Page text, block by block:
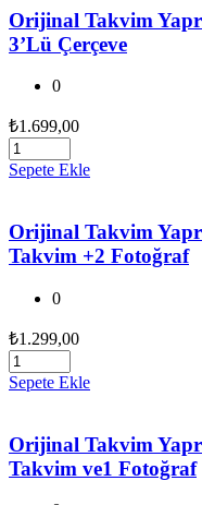
Orijinal Takvim
3’Lü Çerçeve
0
₺1.699,00
Sepete Ekle
Orijinal Takvim
Takvim +2 Fotoğraf
0
₺1.299,00
Sepete Ekle
Orijinal Takvim
Takvim ve1 Fotoğraf